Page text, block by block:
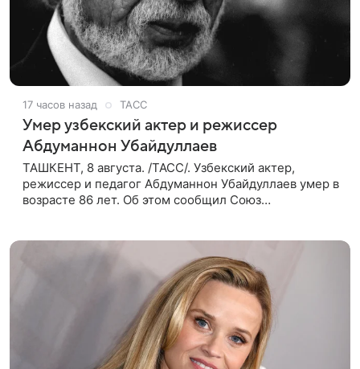
17 часов назад ТАСС
Умер узбекский актер и режиссер
Абдуманнон Убайдуллаев
ТАШКЕНТ, 8 августа. /ТАСС/. Узбекский актер,
режиссер и педагог Абдуманнон Убайдуллаев умер в
возрасте 86 лет. Об этом сообщил Союз